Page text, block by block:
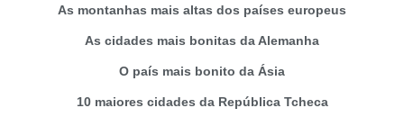
As montanhas mais altas dos países europeus
As cidades mais bonitas da Alemanha
O país mais bonito da Ásia
10 maiores cidades da República Tcheca